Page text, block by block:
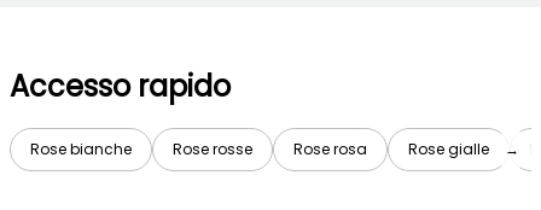
Accesso rapido
Rose bianche Rose rosse Rose rosa Rose gialle →